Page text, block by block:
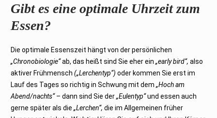
Gibt es eine optimale Uhrzeit zum
Essen?
Die optimale Essenszeit hängt von der persönlichen
„Chronobiologie“ab, das heißt sind Sie eher ein„early bird“, also
aktiver Frühmensch(„Lerchentyp“) oder kommen Sie erst im
Lauf des Tages so richtig in Schwung mit dem„Hoch am
Abend/nachts“– dann sind Sie der„Eulentyp“und essen auch
gerne später als die„Lerchen“, die im Allgemeinen früher